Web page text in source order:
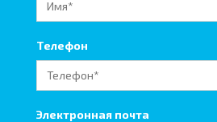
Телефон
Электронная почта